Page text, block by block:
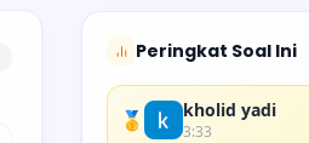
Peringkat Soal Ini
🥇 kholid yadi
3:33